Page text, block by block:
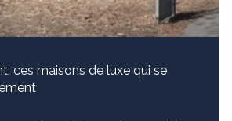
ces maisons de luxe qui se